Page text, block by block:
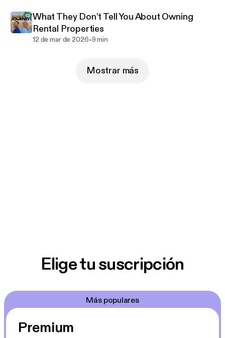
⚡ Buy and hold
⚡ Private money lending
and so much more!
What They Don’t Tell You About Owning
Rental Properties
12 de mar de 2026-9 min
Mostrar más
Elige tu suscripción
Más populares
Premium